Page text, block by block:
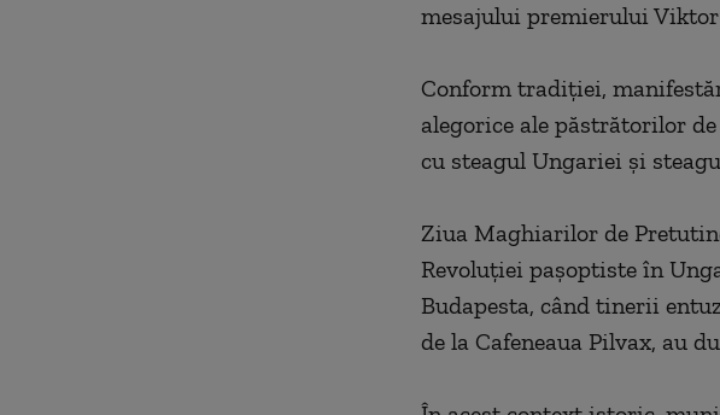
mesajului premierului
Conform tradiţiei,
alegorice ale păstrătorilor
cu steagul Ungariei şi
Ziua Maghiarilor de
Revoluţiei paşoptiste în
Budapesta, când tinerii
de la Cafeneaua Pilvax, au